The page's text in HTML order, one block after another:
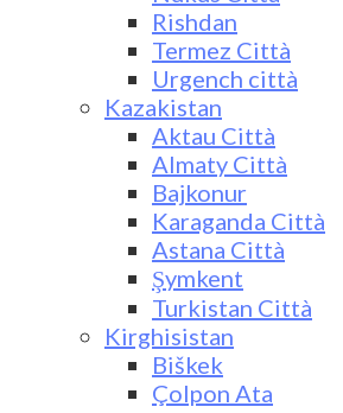
Rishdan
Termez Città
Urgench città
Kazakistan
Aktau Città
Almaty Città
Bajkonur
Karaganda Città
Astana Città
Şymkent
Turkistan Città
Kirghisistan
Biškek
Çolpon Ata